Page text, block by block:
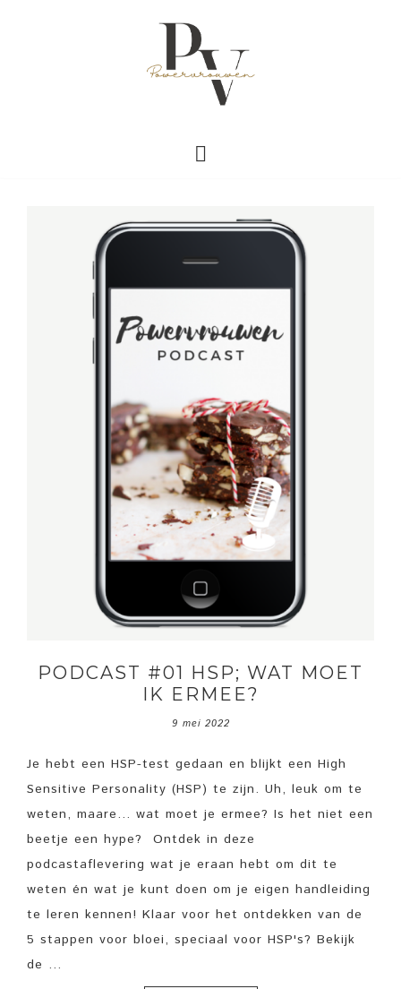
PODCAST #01 HSP; WAT MOET
IK ERMEE?
9 mei 2022
Je hebt een HSP-test gedaan en blijkt een High
Sensitive Personality (HSP) te zijn. Uh, leuk om te
weten, maare... wat moet je ermee? Is het niet een
beetje een hype? Ontdek in deze
podcastaflevering wat je eraan hebt om dit te
weten én wat je kunt doen om je eigen handleiding
te leren kennen! Klaar voor het ontdekken van de
5 stappen voor bloei, speciaal voor HSP's? Bekijk
de ...